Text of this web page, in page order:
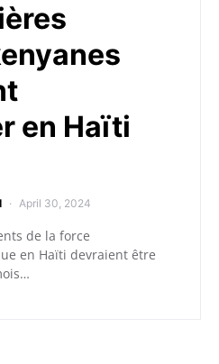
en Haïti
April 30, 2024
de la force
en Haïti devraient être